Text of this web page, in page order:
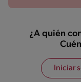
¿A quién
Iniciar